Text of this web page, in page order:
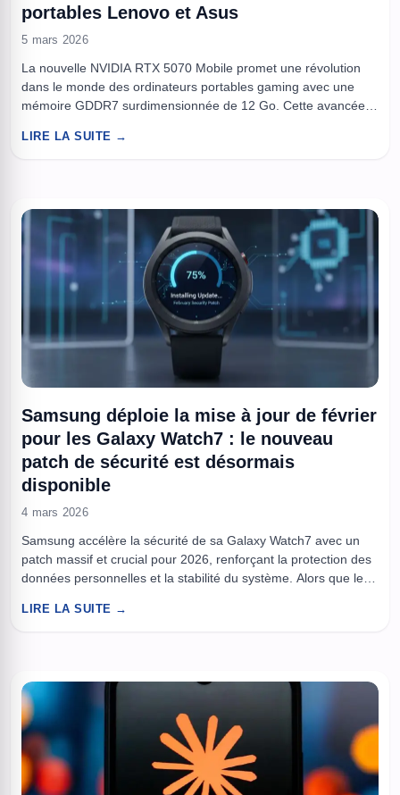
portables Lenovo et Asus
5 mars 2026
La nouvelle NVIDIA RTX 5070 Mobile promet une révolution
dans le monde des ordinateurs portables gaming avec une
mémoire GDDR7 surdimensionnée de 12 Go. Cette avancée
constructeurs comme Lenovo et Asus, apportant un souffle
LIRE LA SUITE →
Samsung déploie la mise à jour de février
pour les Galaxy Watch7 : le nouveau
patch de sécurité est désormais
disponible
4 mars 2026
Samsung accélère la sécurité de sa Galaxy Watch7 avec un
patch massif et crucial pour 2026, renforçant la protection des
données personnelles et la stabilité du système. Alors que les
incontournables du quotidien, leur rôle critique exige une
LIRE LA SUITE →